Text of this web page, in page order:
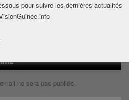
ne sera pas publiée.
pour suivre les dernières actualités